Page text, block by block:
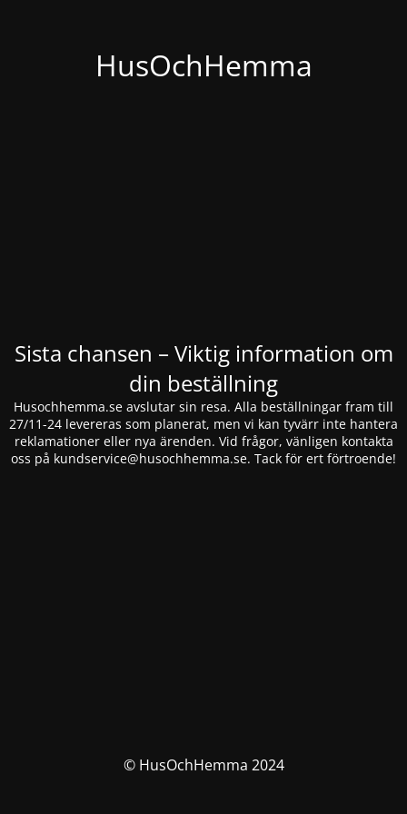
HusOchHemma
Sista chansen – Viktig information om
din beställning
Husochhemma.se avslutar sin resa. Alla beställningar fram till
27/11-24 levereras som planerat, men vi kan tyvärr inte hantera
reklamationer eller nya ärenden. Vid frågor, vänligen kontakta
oss på kundservice@husochhemma.se. Tack för ert förtroende!
© HusOchHemma 2024